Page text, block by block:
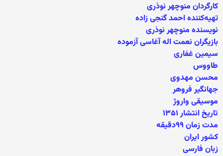
کارگردان منوچهر نوذری
تهیه‌کننده احمد گنجی زاده
نویسنده منوچهر نوذری
بازیگران نعمت اله آغاسی آزموده
سیمین غفاری
طاووس
محسن مهدوی
جهانگیر فروهر
موسیقی واروژ
تاریخ انتشار ۱۳۵۱
مدت زمان ۹۹دقیقه
کشور ایران
زبان فارسی